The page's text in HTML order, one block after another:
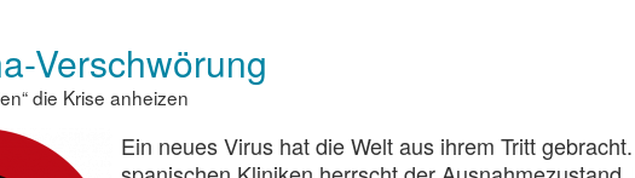
Verschwörung
die Krise anheizen
Ein neues Virus hat die Welt aus ihrem Tritt